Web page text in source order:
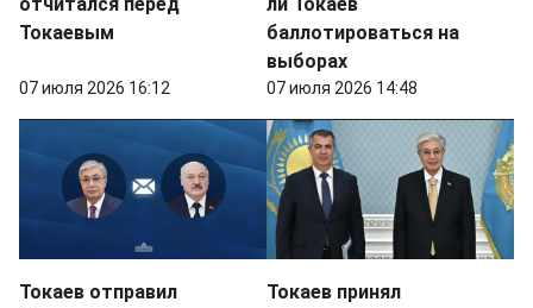
отчитался перед
Токаевым
07 июля 2026 16:12
ли Токаев
баллотироваться на
выборах
07 июля 2026 14:48
Токаев отправил
Токаев принял